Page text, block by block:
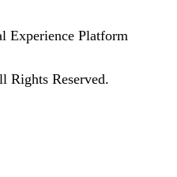
Experience Platform
Reserved.